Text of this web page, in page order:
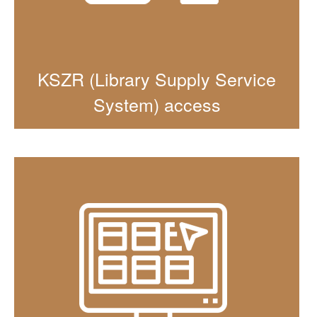
KSZR (Library Supply Service
System) access